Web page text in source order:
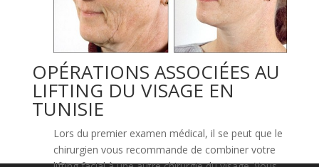
OPÉRATIONS ASSOCIÉES AU
LIFTING DU VISAGE EN
TUNISIE
Lors du premier examen médical, il se peut que le
chirurgien vous recommande de combiner votre